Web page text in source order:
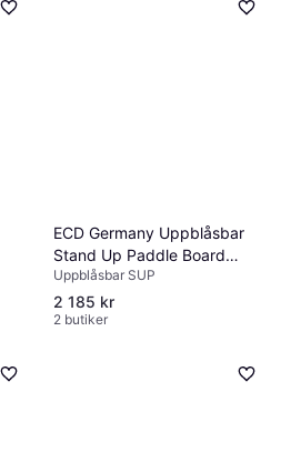
ECD Germany Uppblåsbar
Stand Up Paddle Board
Makani 320x80x15 Svart-
Röd, tillverkad av PVC, upp
till kg, komplett uppsättning
Paddling Board Surfboard,
Uppblåsbar SUP
2 185 kr
2 butiker